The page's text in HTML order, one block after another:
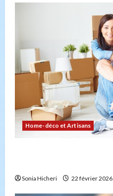
Home-déco et Artisans
Sonia Hicheri 22 février 2026